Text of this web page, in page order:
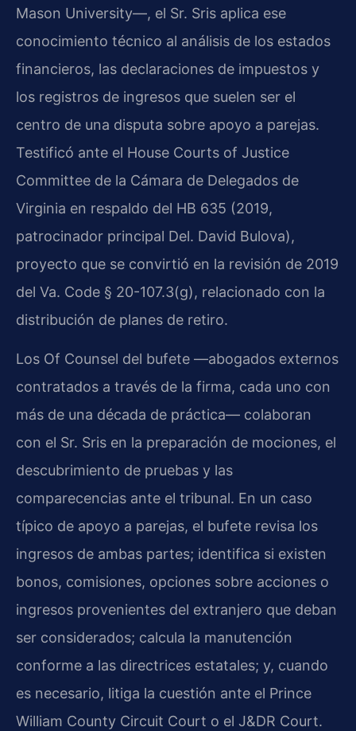
Mason University—, el Sr. Sris aplica ese
conocimiento técnico al análisis de los estados
financieros, las declaraciones de impuestos y
los registros de ingresos que suelen ser el
centro de una disputa sobre apoyo a parejas.
Testificó ante el House Courts of Justice
Committee de la Cámara de Delegados de
Virginia en respaldo del HB 635 (2019,
patrocinador principal Del. David Bulova),
proyecto que se convirtió en la revisión de 2019
del Va. Code § 20-107.3(g), relacionado con la
distribución de planes de retiro.
Los Of Counsel del bufete —abogados externos
contratados a través de la firma, cada uno con
más de una década de práctica— colaboran
con el Sr. Sris en la preparación de mociones, el
descubrimiento de pruebas y las
comparecencias ante el tribunal. En un caso
típico de apoyo a parejas, el bufete revisa los
ingresos de ambas partes; identifica si existen
bonos, comisiones, opciones sobre acciones o
ingresos provenientes del extranjero que deban
ser considerados; calcula la manutención
conforme a las directrices estatales; y, cuando
es necesario, litiga la cuestión ante el Prince
William County Circuit Court o el J&DR Court.